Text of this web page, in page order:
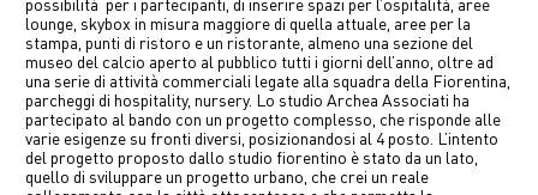
possibilità per i partecipanti, di inserire spazi per l’ospitalità, aree
lounge, skybox in misura maggiore di quella attuale, aree per la
stampa, punti di ristoro e un ristorante, almeno una sezione del
museo del calcio aperto al pubblico tutti i giorni dell’anno, oltre ad
una serie di attività commerciali legate alla squadra della Fiorentina,
parcheggi di hospitality, nursery. Lo studio Archea Associati ha
partecipato al bando con un progetto complesso, che risponde alle
varie esigenze su fronti diversi, posizionandosi al 4 posto. L’intento
del progetto proposto dallo studio fiorentino è stato da un lato,
quello di sviluppare un progetto urbano, che crei un reale